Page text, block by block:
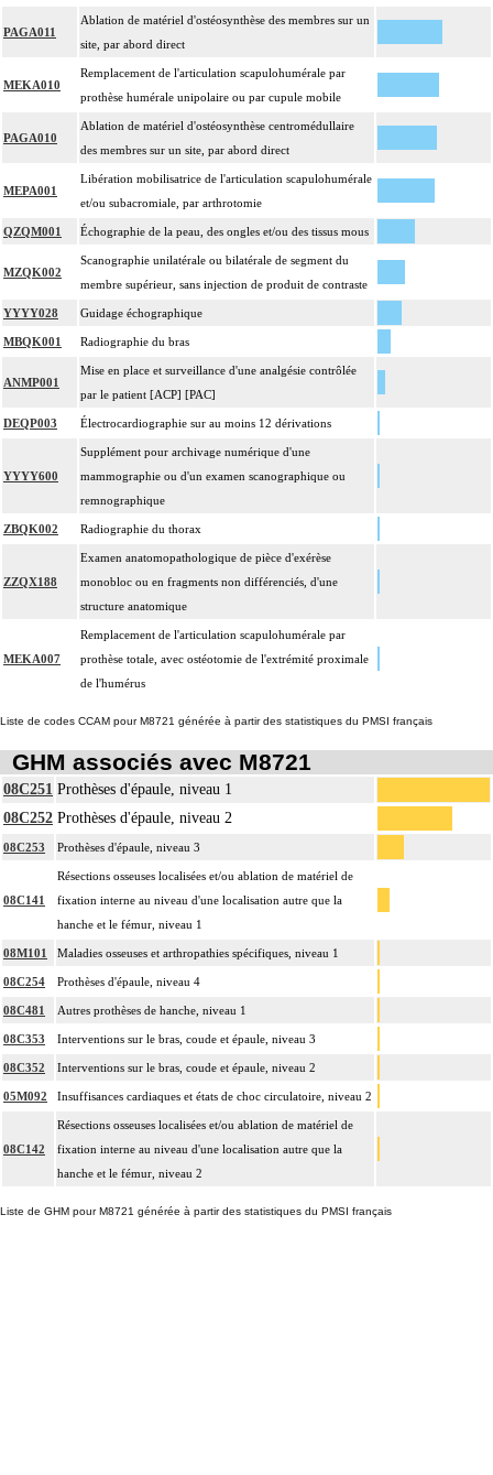
PAGA011
Ablation de matériel d'ostéosynthèse des membres sur un
site, par abord direct
MEKA010
Remplacement de l'articulation scapulohumérale par
prothèse humérale unipolaire ou par cupule mobile
PAGA010
Ablation de matériel d'ostéosynthèse centromédullaire
des membres sur un site, par abord direct
MEPA001
Libération mobilisatrice de l'articulation scapulohumérale
et/ou subacromiale, par arthrotomie
QZQM001 Échographie de la peau, des ongles et/ou des tissus mous
MZQK002
Scanographie unilatérale ou bilatérale de segment du
membre supérieur, sans injection de produit de contraste
YYYY028 Guidage échographique
MBQK001 Radiographie du bras
ANMP001
Mise en place et surveillance d'une analgésie contrôlée
par le patient [ACP] [PAC]
DEQP003 Électrocardiographie sur au moins 12 dérivations
YYYY600
Supplément pour archivage numérique d'une
mammographie ou d'un examen scanographique ou
remnographique
ZBQK002 Radiographie du thorax
ZZQX188
Examen anatomopathologique de pièce d'exérèse
monobloc ou en fragments non différenciés, d'une
structure anatomique
MEKA007
Remplacement de l'articulation scapulohumérale par
prothèse totale, avec ostéotomie de l'extrémité proximale
de l'humérus
Liste de codes CCAM pour M8721 générée à partir des statistiques du PMSI français
GHM associés avec M8721
08C251 Prothèses d'épaule, niveau 1
08C252 Prothèses d'épaule, niveau 2
08C253 Prothèses d'épaule, niveau 3
08C141
Résections osseuses localisées et/ou ablation de matériel de
fixation interne au niveau d'une localisation autre que la
hanche et le fémur, niveau 1
08M101 Maladies osseuses et arthropathies spécifiques, niveau 1
08C254 Prothèses d'épaule, niveau 4
08C481 Autres prothèses de hanche, niveau 1
08C353 Interventions sur le bras, coude et épaule, niveau 3
08C352 Interventions sur le bras, coude et épaule, niveau 2
05M092 Insuffisances cardiaques et états de choc circulatoire, niveau 2
08C142
Résections osseuses localisées et/ou ablation de matériel de
fixation interne au niveau d'une localisation autre que la
hanche et le fémur, niveau 2
Liste de GHM pour M8721 générée à partir des statistiques du PMSI français